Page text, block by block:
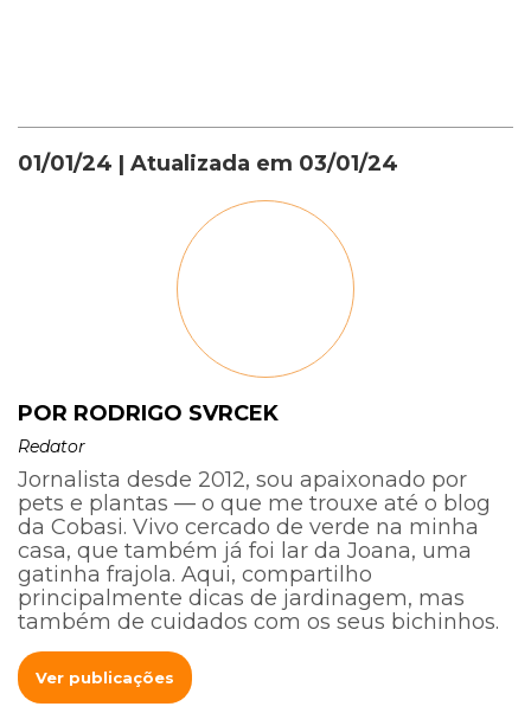
01/01/24 | Atualizada em 03/01/24
POR RODRIGO SVRCEK
Redator
Jornalista desde 2012, sou apaixonado por
pets e plantas — o que me trouxe até o blog
da Cobasi. Vivo cercado de verde na minha
casa, que também já foi lar da Joana, uma
gatinha frajola. Aqui, compartilho
principalmente dicas de jardinagem, mas
também de cuidados com os seus bichinhos.
Ver publicações